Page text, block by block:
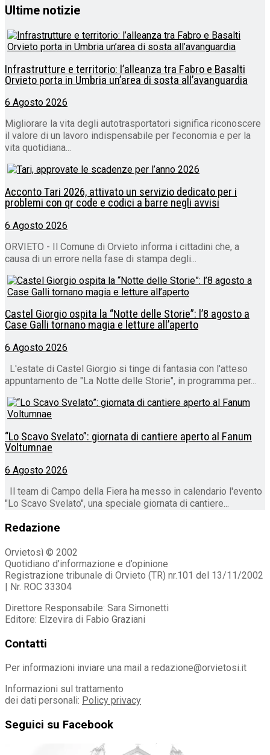
Ultime notizie
Infrastrutture e territorio: l’alleanza tra Fabro e Basalti
Orvieto porta in Umbria un’area di sosta all’avanguardia
6 Agosto 2026
Migliorare la vita degli autotrasportatori significa riconoscere
il valore di un lavoro indispensabile per l’economia e per la
vita quotidiana...
Acconto Tari 2026, attivato un servizio dedicato per i
problemi con qr code e codici a barre negli avvisi
6 Agosto 2026
ORVIETO - Il Comune di Orvieto informa i cittadini che, a
causa di un errore nella fase di stampa degli...
Castel Giorgio ospita la “Notte delle Storie”: l’8 agosto a
Case Galli tornano magia e letture all’aperto
6 Agosto 2026
L'estate di Castel Giorgio si tinge di fantasia con l'atteso
appuntamento de "La Notte delle Storie", in programma per...
“Lo Scavo Svelato”: giornata di cantiere aperto al Fanum
Voltumnae
6 Agosto 2026
Il team di Campo della Fiera ha messo in calendario l'evento
"Lo Scavo Svelato", una speciale giornata di cantiere...
Redazione
Orvietosì © 2002
Quotidiano d’informazione e d’opinione
Registrazione tribunale di Orvieto (TR) nr.101 del 13/11/2002
| Nr. ROC 33304
Direttore Responsabile: Sara Simonetti
Editore: Elzevira di Fabio Graziani
Contatti
Per informazioni inviare una mail a redazione@orvietosi.it
Informazioni sul trattamento
dei dati personali: Policy privacy
Seguici su Facebook